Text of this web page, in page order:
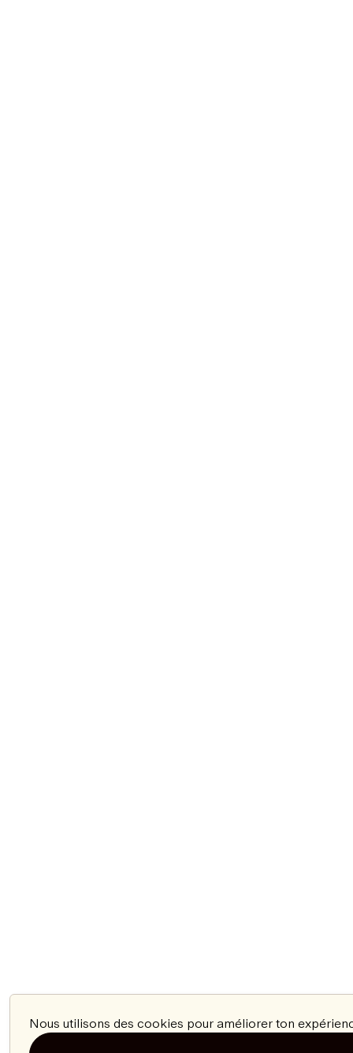
Nous utilisons des cookies pour améliorer ton